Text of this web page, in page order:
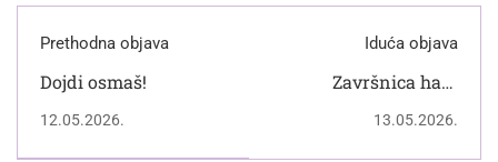
Prethodna objava
Dojdi osmaš!
12.05.2026.
Iduća objava
Završnica hakl
13.05.2026.